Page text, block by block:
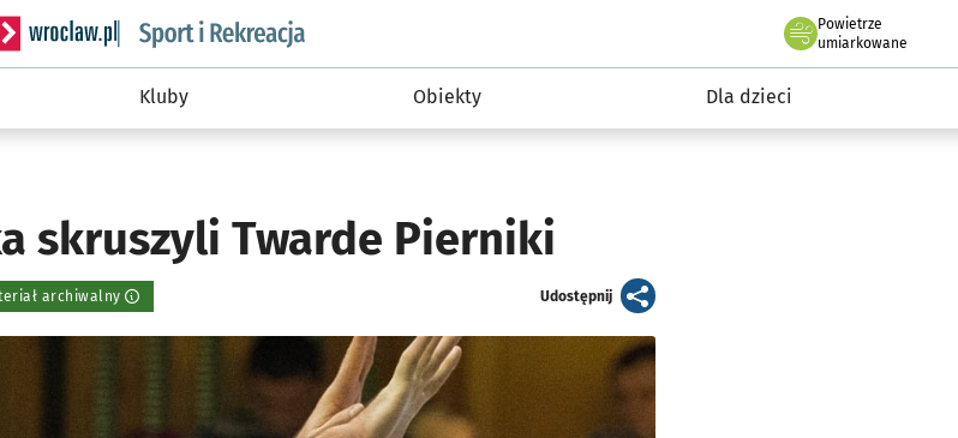
informacyjny wroclaw.pl podserwis: Sport i rekreacja
Powietrze
we Wrocławiu
umiarkowane
Kluby Obiekty Dla dzieci
skruszyli Twarde Pierniki
archiwalny Udostępnijartykuł